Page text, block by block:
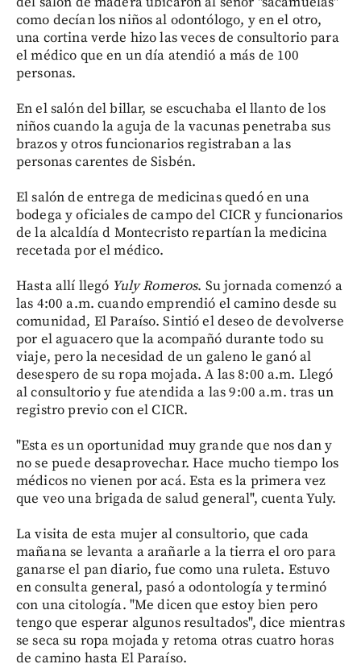
como decían los niños al odontólogo, y en el otro,
una cortina verde hizo las veces de consultorio para
el médico que en un día atendió a más de 100
personas.
En el salón del billar, se escuchaba el llanto de los
niños cuando la aguja de la vacunas penetraba sus
brazos y otros funcionarios registraban a las
personas carentes de Sisbén.
El salón de entrega de medicinas quedó en una
bodega y oficiales de campo del CICR y funcionarios
de la alcaldía d Montecristo repartían la medicina
recetada por el médico.
Hasta allí llegó Yuly Romeros. Su jornada comenzó a
las 4:00 a.m. cuando emprendió el camino desde su
comunidad, El Paraíso. Sintió el deseo de devolverse
por el aguacero que la acompañó durante todo su
viaje, pero la necesidad de un galeno le ganó al
desespero de su ropa mojada. A las 8:00 a.m. Llegó
al consultorio y fue atendida a las 9:00 a.m. tras un
registro previo con el CICR.
"Esta es un oportunidad muy grande que nos dan y
no se puede desaprovechar. Hace mucho tiempo los
médicos no vienen por acá. Esta es la primera vez
que veo una brigada de salud general", cuenta Yuly.
La visita de esta mujer al consultorio, que cada
mañana se levanta a arañarle a la tierra el oro para
ganarse el pan diario, fue como una ruleta. Estuvo
en consulta general, pasó a odontología y terminó
con una citología. "Me dicen que estoy bien pero
tengo que esperar algunos resultados", dice mientras
se seca su ropa mojada y retoma otras cuatro horas
de camino hasta El Paraíso.